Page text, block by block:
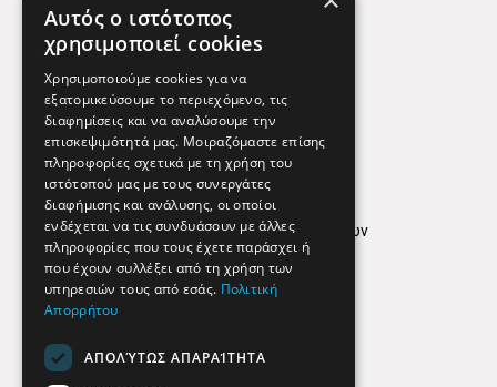
Χρήσιμα Τηλέφωνα
Εφημερεύοντα Φαρμακεία
Απόρρητο
Όροι Χρήσης
Πολιτική προστασίας δεδομένων
Findhere
Social Media
Αυτός ο ιστότοπος
χρησιμοποιεί cookies
Χρησιμοποιούμε cookies για να
εξατομικεύσουμε το περιεχόμενο, τις
διαφημίσεις και να αναλύσουμε την
επισκεψιμότητά μας. Μοιραζόμαστε επίσης
πληροφορίες σχετικά με τη χρήση του
ιστότοπού μας με τους συνεργάτες
διαφήμισης και ανάλυσης, οι οποίοι
ενδέχεται να τις συνδυάσουν με άλλες
πληροφορίες που τους έχετε παράσχει ή
που έχουν συλλέξει από τη χρήση των
υπηρεσιών τους από εσάς. Πολιτική
Απορρήτου
ΑΠΟΛΎΤΩΣ ΑΠΑΡΑΊΤΗΤΑ